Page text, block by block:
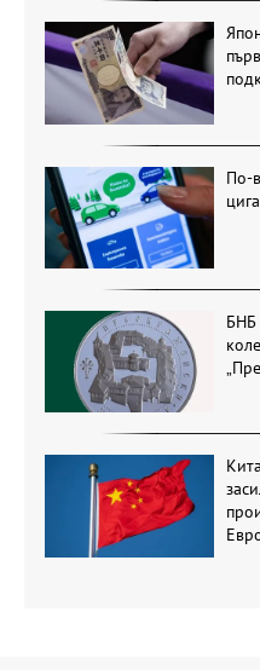
По-
БНБ